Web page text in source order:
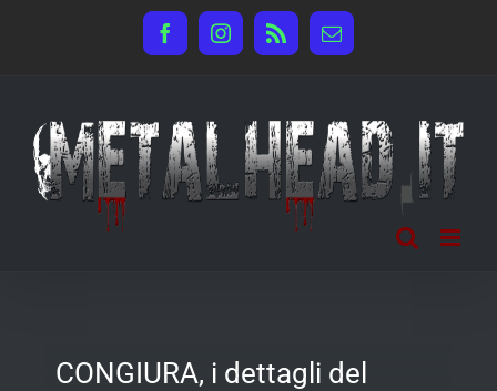
FacebookInstagram
Rss Email
CONGIURA, i dettagli del